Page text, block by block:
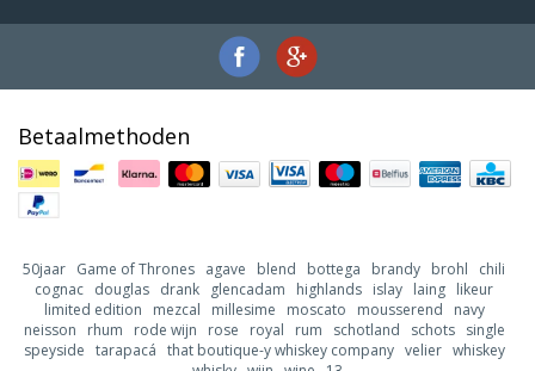
Betaalmethoden
50jaar Game of Thrones agave blend bottega brandy brohl
chili
cognac douglas drank glencadam highlands islay laing likeur
limited edition
mezcal millesime moscato mousserend
navy
neisson
rhum rode wijn rose royal rum schotland schots
single
speyside tarapacá that boutique-y whiskey company velier whiskey